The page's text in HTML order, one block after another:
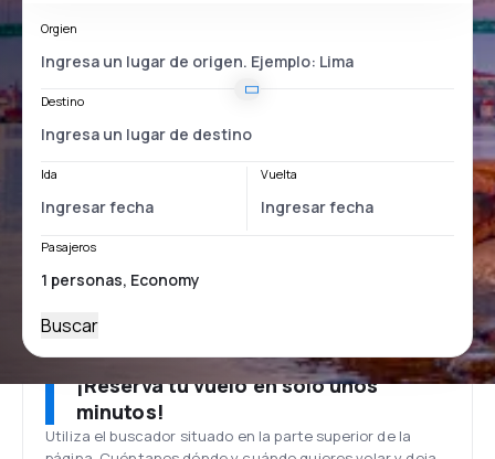
Orgien
Destino
Ida Vuelta
Pasajeros
Buscar
¡Reserva tu vuelo en solo unos
minutos!
Utiliza el buscador situado en la parte superior de la